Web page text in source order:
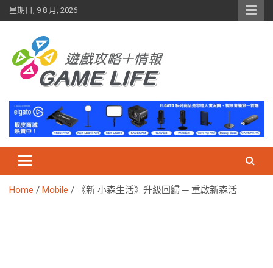
Skip
to
星期日, 9 8 月, 2026
Home Mobile 《新 小森生活》升級回歸 ─ 重啟新森活